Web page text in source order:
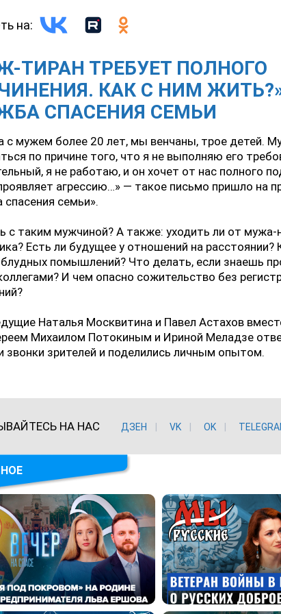
на:
ТИРАН ТРЕБУЕТ ПОЛНОГО
КАК С НИМ
СПАСЕНИЯ СЕМЬИ
с мужем более 20 лет, мы венчаны, трое детей.
по причине того, что я не выполняю его
я не работаю, и он хочет от нас полного
агрессию…» — такое письмо пришло на
спасения семьи».
с таким мужчиной? А также: уходить ли от мужа-
Есть ли будущее у отношений на расстоянии?
помышлений? Что делать, если знаешь
И чем опасно сожительство без
Наталья Москвитина и Павел Астахов
Михаилом Потокиным и Ириной Меладзе
звонки зрителей и поделились личным опытом.
НА НАС ДЗЕН VK ОK